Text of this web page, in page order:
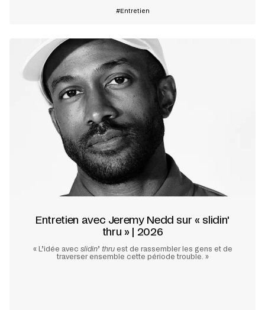
Entretien
Entretien avec Jeremy Nedd sur « slidin'
thru » | 2026
« L’idée avec slidin’ thru est de rassembler les gens et de
traverser ensemble cette période trouble. »